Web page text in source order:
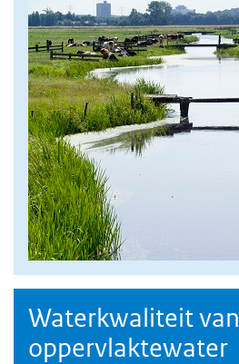
Waterkwaliteit van
oppervlaktewater